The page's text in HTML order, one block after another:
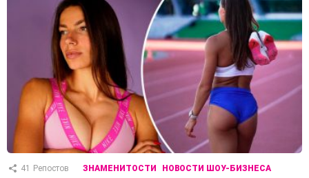
41 Репостов ЗНАМЕНИТОСТИ НОВОСТИ ШОУ-БИЗНЕСА